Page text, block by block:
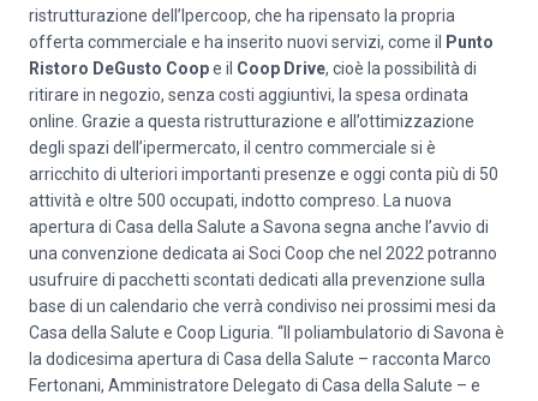
ristrutturazione dell’Ipercoop, che ha ripensato la propria
offerta commerciale e ha inserito nuovi servizi, come il
Punto
Ristoro DeGusto Coope il Coop Drive, cioè la possibilità di
ritirare in negozio, senza costi aggiuntivi, la spesa ordinata
online. Grazie a questa ristrutturazione e all’ottimizzazione
degli spazi dell’ipermercato, il centro commerciale si è
arricchito di ulteriori importanti presenze e oggi conta più di 50
attività e oltre 500 occupati, indotto compreso. La nuova
apertura di Casa della Salute a Savona segna anche l’avvio di
una convenzione dedicata ai Soci Coop che nel 2022 potranno
usufruire di pacchetti scontati dedicati alla prevenzione sulla
base di un calendario che verrà condiviso nei prossimi mesi da
Casa della Salute e Coop Liguria. “Il poliambulatorio di Savona è
la dodicesima apertura di Casa della Salute – racconta Marco
Fertonani, Amministratore Delegato di Casa della Salute – e